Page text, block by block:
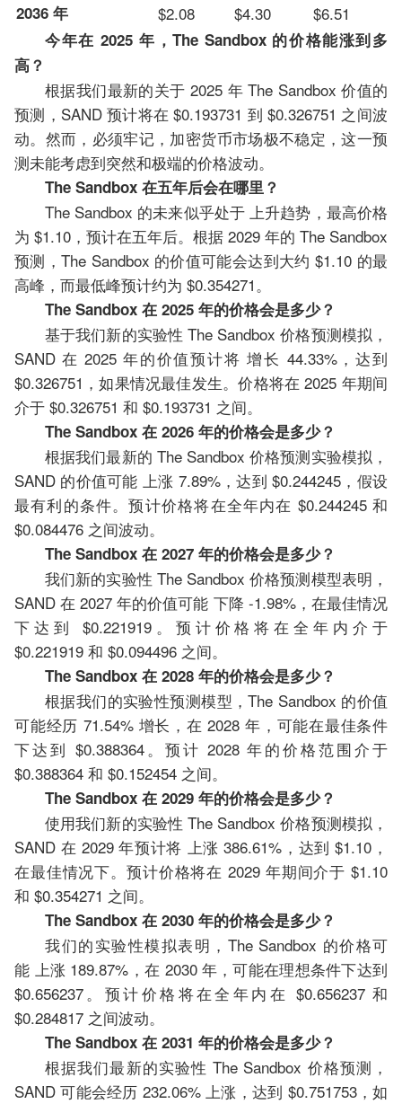
2036 年 $2.08 $4.30 $6.51
今年在 2025 年，The Sandbox 的价格能涨到多
高？
根据我们最新的关于 2025 年 The Sandbox 价值的
预测，SAND 预计将在 $0.193731 到 $0.326751 之间波
动。然而，必须牢记，加密货币市场极不稳定，这一预
测未能考虑到突然和极端的价格波动。
The Sandbox 在五年后会在哪里？
The Sandbox 的未来似乎处于 上升趋势，最高价格
为 $1.10，预计在五年后。根据 2029 年的 The Sandbox
预测，The Sandbox 的价值可能会达到大约 $1.10 的最
高峰，而最低峰预计约为 $0.354271。
The Sandbox 在 2025 年的价格会是多少？
基于我们新的实验性 The Sandbox 价格预测模拟，
SAND 在 2025 年的价值预计将 增长 44.33%，达到
$0.326751，如果情况最佳发生。价格将在 2025 年期间
介于 $0.326751 和 $0.193731 之间。
The Sandbox 在 2026 年的价格会是多少？
根据我们最新的 The Sandbox 价格预测实验模拟，
SAND 的价值可能 上涨 7.89%，达到 $0.244245，假设
最有利的条件。预计价格将在全年内在 $0.244245 和
$0.084476 之间波动。
The Sandbox 在 2027 年的价格会是多少？
我们新的实验性 The Sandbox 价格预测模型表明，
SAND 在 2027 年的价值可能 下降 -1.98%，在最佳情况
下达到 $0.221919。预计价格将在全年内介于
$0.221919 和 $0.094496 之间。
The Sandbox 在 2028 年的价格会是多少？
根据我们的实验性预测模型，The Sandbox 的价值
可能经历 71.54% 增长，在 2028 年，可能在最佳条件
下达到 $0.388364。预计 2028 年的价格范围介于
$0.388364 和 $0.152454 之间。
The Sandbox 在 2029 年的价格会是多少？
使用我们新的实验性 The Sandbox 价格预测模拟，
SAND 在 2029 年预计将 上涨 386.61%，达到 $1.10，
在最佳情况下。预计价格将在 2029 年期间介于 $1.10
和 $0.354271 之间。
The Sandbox 在 2030 年的价格会是多少？
我们的实验性模拟表明，The Sandbox 的价格可
能 上涨 189.87%，在 2030 年，可能在理想条件下达到
$0.656237。预计价格将在全年内在 $0.656237 和
$0.284817 之间波动。
The Sandbox 在 2031 年的价格会是多少？
根据我们最新的实验性 The Sandbox 价格预测，
SAND 可能会经历 232.06% 上涨，达到 $0.751753，如